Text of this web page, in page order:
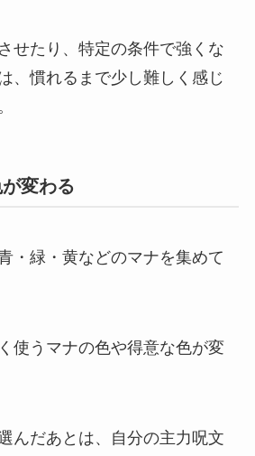
せたり、特定の条件で強くな
、慣れるまで少し難しく感じ
変わる
・緑・黄などのマナを集めて
使うマナの色や得意な色が変
んだあとは、自分の主力呪文